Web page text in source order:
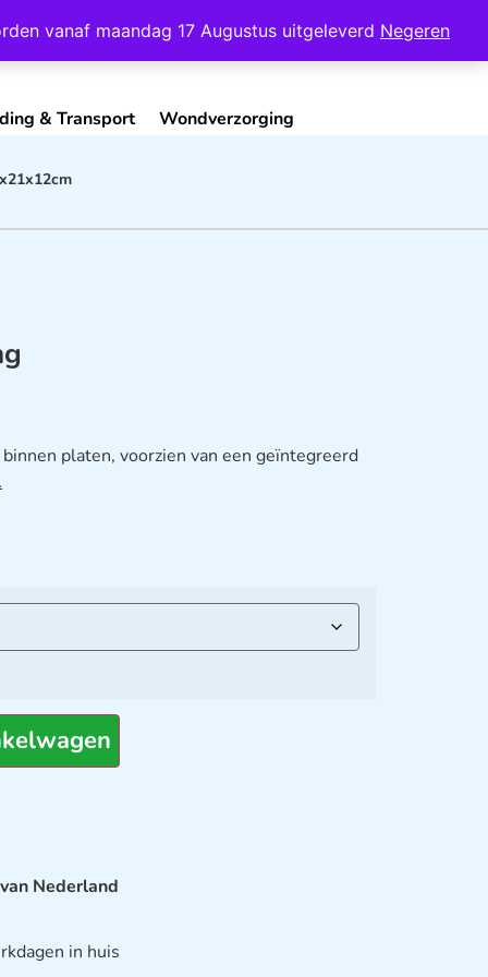
vanaf maandag 17 Augustus uitgeleverd Negeren
Account Contact
& Transport Wondverzorging
platen, voorzien van een geïntegreerd
Nederland
in huis